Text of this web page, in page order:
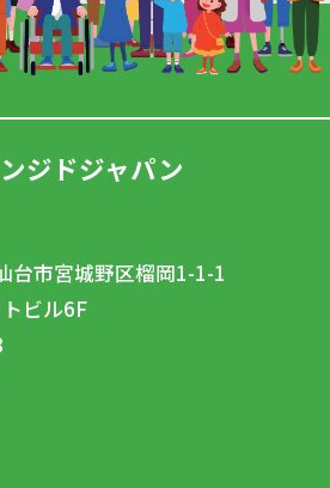
ジドジャパン
台市宮城野区榴岡1-1-1
ビル6F